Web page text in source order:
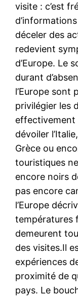
visite : c’est
déceler des
redevient
d’Europe. Le
durant
l’Europe sont
privilégier les
effectivement
dévoiler
Grèce ou
touristiques
encore noirs
pas encore
l’Europe
températures
demeurent
des visites.Il
expériences
proximité de
pays. Le